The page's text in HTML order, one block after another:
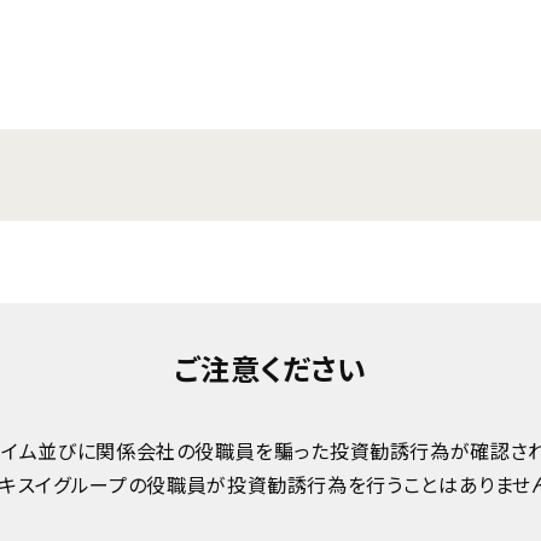
ご注意ください
ム並びに関係会社の役職員を騙った投資勧誘行為が確認さ
スイグループの役職員が投資勧誘行為を行うことはありませ